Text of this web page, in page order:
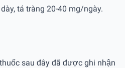
tá tràng 20-40 mg/ngày.
sau đây đã được ghi nhận